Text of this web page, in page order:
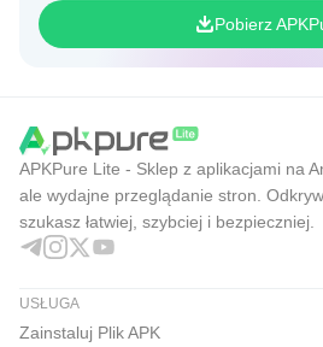
Pobierz
APKPure Lite - Sklep z aplikacjami na
ale wydajne przeglądanie stron.
szukasz łatwiej, szybciej i bezpieczniej.
USŁUGA
Zainstaluj Plik APK